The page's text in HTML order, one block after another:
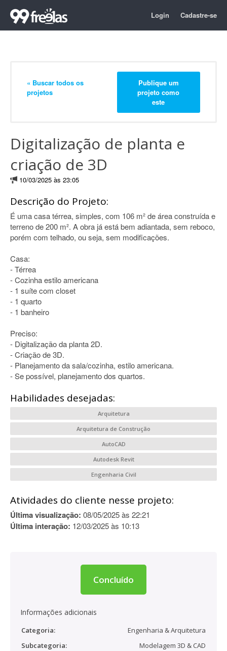
Login Cadastre-se
« Buscar todos os
projetos
Publique um
projeto como
este
Digitalização de planta e
criação de 3D
10/03/2025 às 23:05
Descrição do Projeto:
É uma casa térrea, simples, com 106 m² de área construída e
terreno de 200 m². A obra já está bem adiantada, sem reboco,
porém com telhado, ou seja, sem modificações.
Casa:
- Térrea
- Cozinha estilo americana
- 1 suíte com closet
- 1 quarto
- 1 banheiro
Preciso:
- Digitalização da planta 2D.
- Criação de 3D.
- Planejamento da sala/cozinha, estilo americana.
- Se possível, planejamento dos quartos.
Habilidades desejadas:
Arquitetura
Arquitetura de Construção
AutoCAD
Autodesk Revit
Engenharia Civil
Atividades do cliente nesse projeto:
Última visualização: 08/05/2025 às 22:21
Última interação: 12/03/2025 às 10:13
Concluído
Informações adicionais
Categoria:
Engenharia & Arquitetura
Subcategoria:
Modelagem 3D & CAD